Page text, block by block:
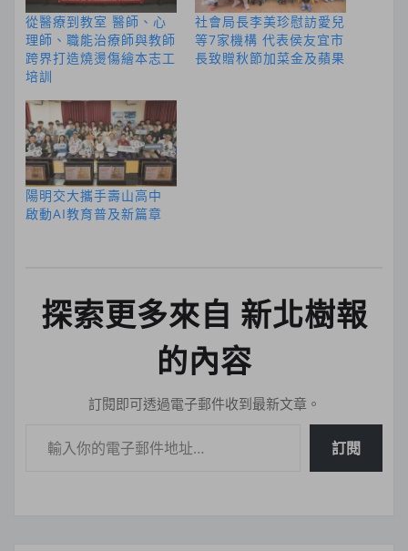
從醫療到教室 醫師、心
理師、職能治療師與教師
跨界打造燒燙傷繪本志工
培訓
社會局長李美珍慰訪愛兒
等7家機構 代表侯友宜市
長致贈秋節加菜金及蘋果
陽明交大攜手壽山高中
啟動AI教育普及新篇章
探索更多來自 新北樹報
的內容
訂閱即可透過電子郵件收到最新文章。
訂閱